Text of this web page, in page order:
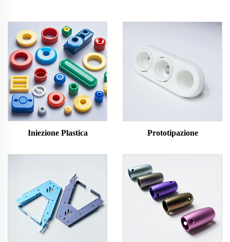
Iniezione Plastica Prototipazione